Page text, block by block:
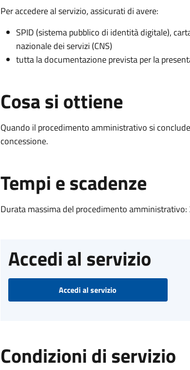
Per accedere al servizio, assicurati di avere:
SPID (sistema pubblico di identità digitale),
nazionale dei servizi (CNS)
tutta la documentazione prevista per la
Cosa si ottiene
Quando il procedimento amministrativo si
concessione.
Tempi e scadenze
Durata massima del procedimento amministrativo:
Accedi al servizio
Accedi al servizio
Condizioni di servizio